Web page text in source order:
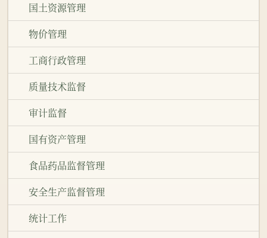
国土资源管理
物价管理
工商行政管理
质量技术监督
审计监督
国有资产管理
食品药品监督管理
安全生产监督管理
统计工作